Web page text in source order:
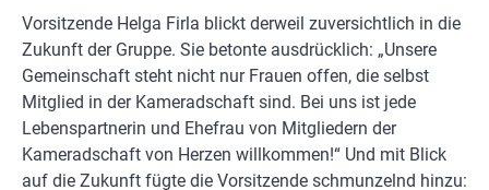
Vorsitzende Helga Firla blickt derweil zuversichtlich in die
Zukunft der Gruppe. Sie betonte ausdrücklich: „Unsere
Gemeinschaft steht nicht nur Frauen offen, die selbst
Mitglied in der Kameradschaft sind. Bei uns ist jede
Lebenspartnerin und Ehefrau von Mitgliedern der
Kameradschaft von Herzen willkommen!“ Und mit Blick
auf die Zukunft fügte die Vorsitzende schmunzelnd hinzu: